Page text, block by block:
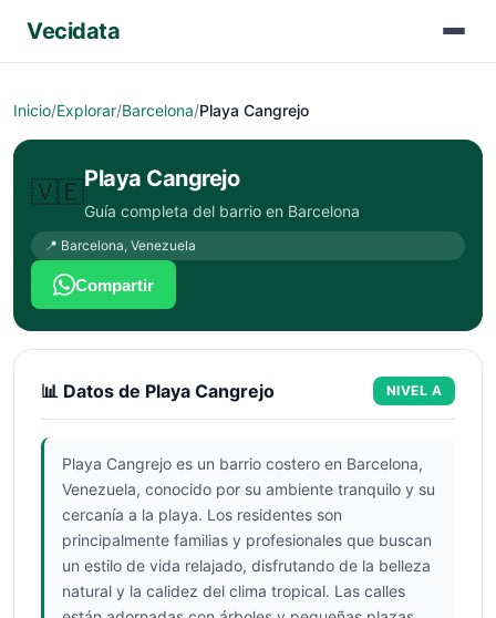
Vecidata
Inicio/Explorar/Barcelona/Playa Cangrejo
🇻🇪Playa Cangrejo
Guía completa del barrio en Barcelona
📍 Barcelona, Venezuela
Compartir
📊 Datos de Playa Cangrejo NIVEL A
Playa Cangrejo es un barrio costero en Barcelona,
Venezuela, conocido por su ambiente tranquilo y su
cercanía a la playa. Los residentes son
principalmente familias y profesionales que buscan
un estilo de vida relajado, disfrutando de la belleza
natural y la calidez del clima tropical. Las calles